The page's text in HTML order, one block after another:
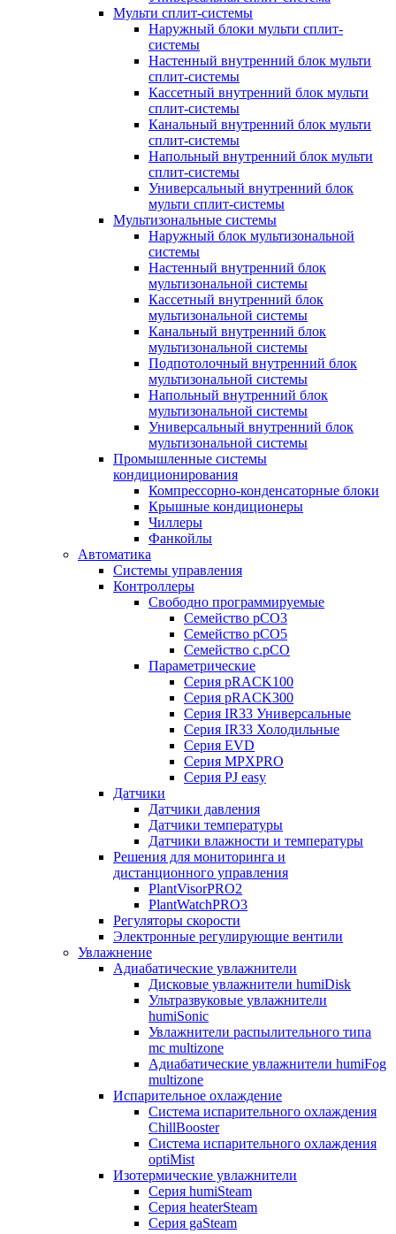
Мульти сплит-системы
Наружный блоки мульти сплит-
системы
Настенный внутренний блок мульти
сплит-системы
Кассетный внутренний блок мульти
сплит-системы
Канальный внутренний блок мульти
сплит-системы
Напольный внутренний блок мульти
сплит-системы
Универсальный внутренний блок
мульти сплит-системы
Мультизональные системы
Наружный блок мультизональной
системы
Настенный внутренний блок
мультизональной системы
Кассетный внутренний блок
мультизональной системы
Канальный внутренний блок
мультизональной системы
Подпотолочный внутренний блок
мультизональной системы
Напольный внутренний блок
мультизональной системы
Универсальный внутренний блок
мультизональной системы
Промышленные системы
кондиционирования
Компрессорно-конденсаторные блоки
Крышные кондиционеры
Чиллеры
Фанкойлы
Автоматика
Системы управления
Контроллеры
Свободно программируемые
Семейство pCO3
Семейство pCO5
Семейство c.pCO
Параметрические
Серия pRACK100
Серия pRACK300
Серия IR33 Универсальные
Серия IR33 Холодильные
Серия EVD
Серия MPXPRO
Серия PJ easy
Датчики
Датчики давления
Датчики температуры
Датчики влажности и температуры
Решения для мониторинга и
дистанционного управления
PlantVisorPRO2
PlantWatchPRO3
Регуляторы скорости
Электронные регулирующие вентили
Увлажнение
Адиабатические увлажнители
Дисковые увлажнители humiDisk
Ультразвуковые увлажнители
humiSonic
Увлажнители распылительного типа
mc multizone
Адиабатические увлажнители humiFog
multizone
Испарительное охлаждение
Система испарительного охлаждения
ChillBooster
Система испарительного охлаждения
optiMist
Изотермические увлажнители
Серия humiSteam
Серия heaterSteam
Серия gaSteam